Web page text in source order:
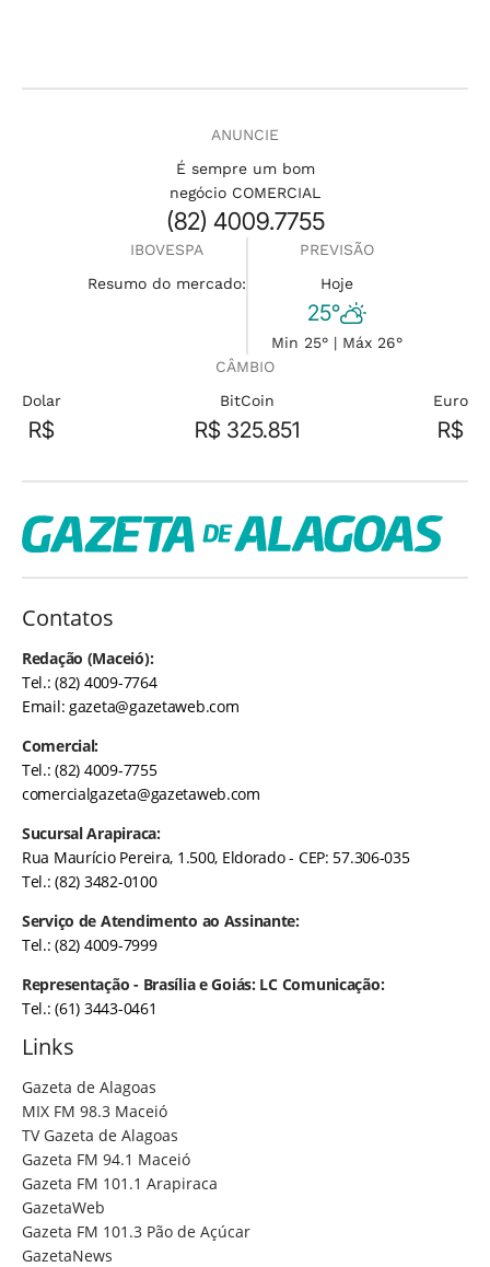
ANUNCIE
É sempre um bom
negócio COMERCIAL
(82) 4009.7755
IBOVESPA
Resumo do mercado:
PREVISÃO
Hoje
25°
Min 25° | Máx 26°
CÂMBIO
Dolar
R$
BitCoin
R$ 325.851
Euro
R$
Contatos
Redação (Maceió):
Tel.: (82) 4009-7764
Email:gazeta@gazetaweb.com
Comercial:
Tel.: (82) 4009-7755
comercialgazeta@gazetaweb.com
Sucursal Arapiraca:
Rua Maurício Pereira, 1.500, Eldorado - CEP: 57.306-035
Tel.: (82) 3482-0100
Serviço de Atendimento ao Assinante:
Tel.: (82) 4009-7999
Representação - Brasília e Goiás: LC Comunicação:
Tel.: (61) 3443-0461
Links
Gazeta de Alagoas
MIX FM 98.3 Maceió
TV Gazeta de Alagoas
Gazeta FM 94.1 Maceió
Gazeta FM 101.1 Arapiraca
GazetaWeb
Gazeta FM 101.3 Pão de Açúcar
GazetaNews